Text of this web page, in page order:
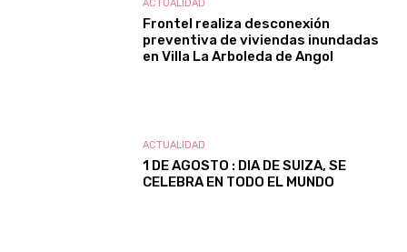
ACTUALIDAD
Frontel realiza desconexión
preventiva de viviendas inundadas
en Villa La Arboleda de Angol
ACTUALIDAD
1 DE AGOSTO : DIA DE SUIZA, SE
CELEBRA EN TODO EL MUNDO